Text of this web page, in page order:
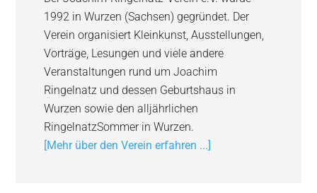
1992 in Wurzen (Sachsen) gegründet. Der
Verein organisiert Kleinkunst, Ausstellungen,
Vorträge, Lesungen und viele andere
Veranstaltungen rund um Joachim
Ringelnatz und dessen Geburtshaus in
Wurzen sowie den alljährlichen
RingelnatzSommer in Wurzen.
[Mehr über den Verein erfahren ...]